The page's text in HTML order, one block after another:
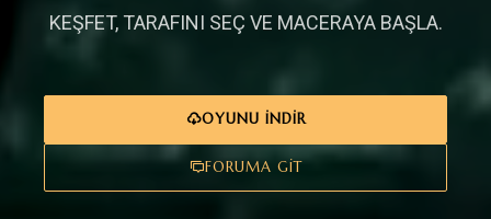
KEŞFET, TARAFINI SEÇ VE MACERAYA BAŞLA.
OYUNU İNDIR
FORUMA GIT